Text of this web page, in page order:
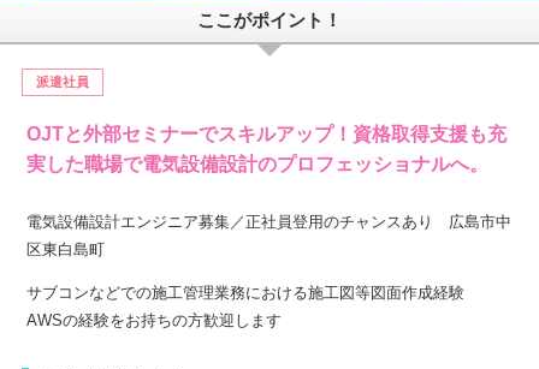
ここがポイント！
派遣社員
OJTと外部セミナーでスキルアップ！資格取得支援も充
実した職場で電気設備設計のプロフェッショナルへ。
電気設備設計エンジニア募集／正社員登用のチャンスあり 広島市中
区東白島町
サブコンなどでの施工管理業務における施工図等図面作成経験
AWSの経験をお持ちの方歓迎します